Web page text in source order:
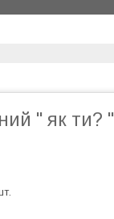
" як ти? "